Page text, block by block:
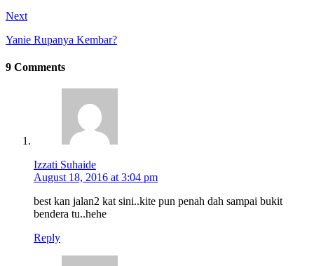
Next
Yanie Rupanya Kembar?
9 Comments
Izzati Suhaide
August 18, 2016 at 3:04 pm
best kan jalan2 kat sini..kite pun penah dah sampai bukit
bendera tu..hehe
Reply